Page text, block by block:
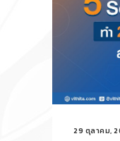
29 ตุลาคม,